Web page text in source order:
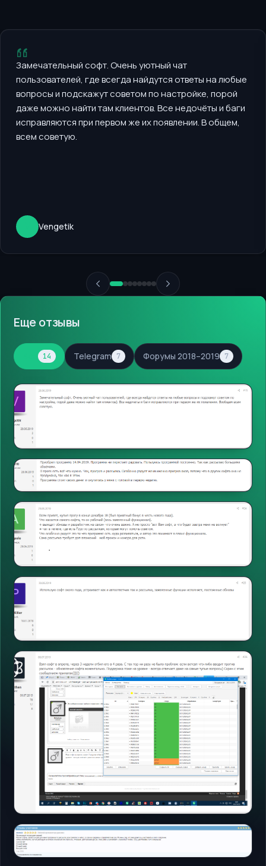
Замечательный софт. Очень уютный чат
пользователей, где всегда найдутся ответы на любые
вопросы и подскажут советом по настройке, порой
даже можно найти там клиентов. Все недочёты и баги
исправляются при первом же их появлении. В общем,
всем советую.
Vengetik
Еще отзывы
14 Telegram 7 Форумы 2018–2019 7
Форумы Открыть
Форумы Открыть
Форумы Открыть
Форумы Открыть
Форумы Открыть